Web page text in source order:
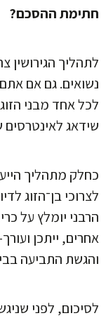
חתימת ההסכם?
לתהליך הגירושין
נשואים. גם אם
לכל אחד מבני
שידאג לאינטרסים
כחלק מתהליך
לצרוכי בן־הזוג
הרבני יומלץ על
אחרים, ייתכן
והגשת התביעה
לסיכום, לפני